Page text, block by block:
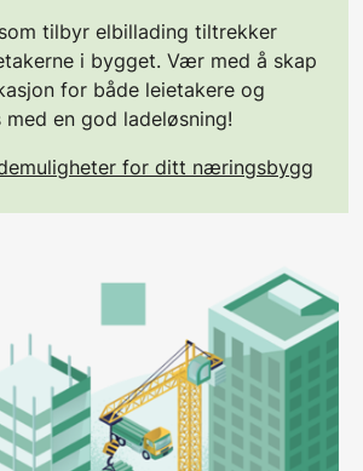
tilbyr elbillading tiltrekker
i bygget. Vær med å skap
for både leietakere og
med en god ladeløsning!
for ditt næringsbygg